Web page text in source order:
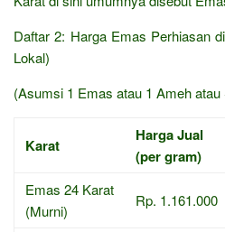
Daftar 2: Harga Emas Perhiasan
Lokal)
(Asumsi 1 Emas atau 1 Ameh
Karat
Harga Jual
(per gram)
Emas 24 Karat
(Murni)
Rp. 1.161.000